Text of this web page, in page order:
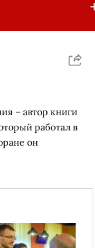
– автор книги
работал в
он